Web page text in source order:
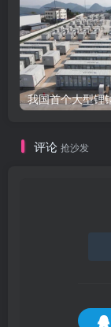
评论 抢沙发